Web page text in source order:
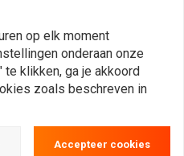
op elk moment
onderaan onze
klikken, ga je akkoord
zoals beschreven in
Accepteer cookies